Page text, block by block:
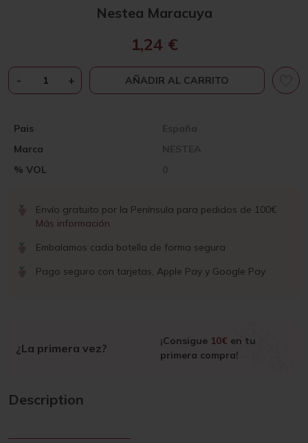
Nestea Maracuya
Pais
España
Marca
NESTEA
% VOL
0
1,24 €
-NESTEA
MARACUYA
+ AÑADIR AL CARRITO
Envío gratuito por la Península para pedidos de 100€
Más información
Embalamos cada botella de forma segura
Pago seguro con tarjetas, Apple Pay y Google Pay
¿La primera vez?
¡Consigue 10€ en tu
primera compra!
Description